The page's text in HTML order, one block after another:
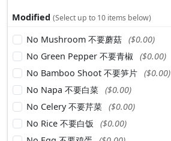
Modified (Select up to 10 items below)
No Mushroom 不要蘑菇 ($0.00)
No Green Pepper 不要青椒
($0.00)
No Bamboo Shoot 不要笋片 ($0.00)
No Napa 不要白菜 ($0.00)
No Celery 不要芹菜 ($0.00)
No Rice 不要白饭
($0.00)